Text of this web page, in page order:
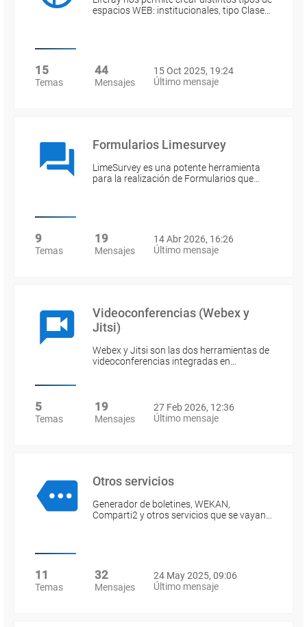
espacios WEB: institucionales, tipo Clase…
15
Temas
44
Mensajes
15 Oct 2025, 19:24
Último mensaje
Formularios Limesurvey
LimeSurvey es una potente herramienta
para la realización de Formularios que…
9
Temas
19
Mensajes
14 Abr 2026, 16:26
Último mensaje
Videoconferencias (Webex y
Jitsi)
Webex y Jitsi son las dos herramientas de
videoconferencias integradas en…
5
Temas
19
Mensajes
27 Feb 2026, 12:36
Último mensaje
Otros servicios
Generador de boletines, WEKAN,
Comparti2 y otros servicios que se vayan…
11
Temas
32
Mensajes
24 May 2025, 09:06
Último mensaje